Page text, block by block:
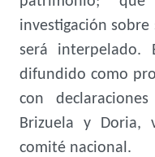
investigación
será interpelado.
difundido como
con
Brizuela y Doria,
comité nacional.